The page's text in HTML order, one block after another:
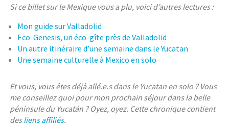
Si ce billet sur le Mexique vous a plu, voici d’autres lectures :
Mon guide sur Valladolid
Eco-Genesis, un éco-gîte près de Valladolid
Un autre itinéraire d’une semaine dans le Yucatan
Une semaine culturelle à Mexico en solo
Et vous, vous êtes déjà allé.e.s dans le Yucatan en solo ? Vous
me conseillez quoi pour mon prochain séjour dans la belle
péninsule du Yucatán ? Oyez, oyez. Cette chronique contient
desliens affiliés.